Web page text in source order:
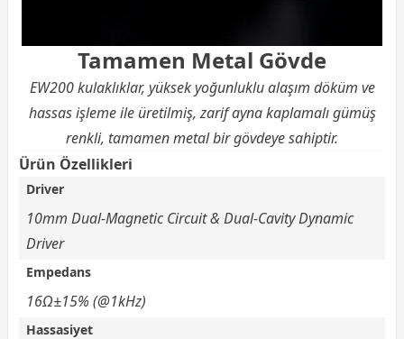
Tamamen Metal Gövde
EW200 kulaklıklar, yüksek yoğunluklu alaşım döküm ve
hassas işleme ile üretilmiş, zarif ayna kaplamalı gümüş
renkli, tamamen metal bir gövdeye sahiptir.
Ürün Özellikleri
Driver
10mm Dual-Magnetic Circuit & Dual-Cavity Dynamic
Driver
Empedans
16Ω±15% (@1kHz)
Hassasiyet